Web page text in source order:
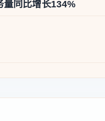
量同比增长134%